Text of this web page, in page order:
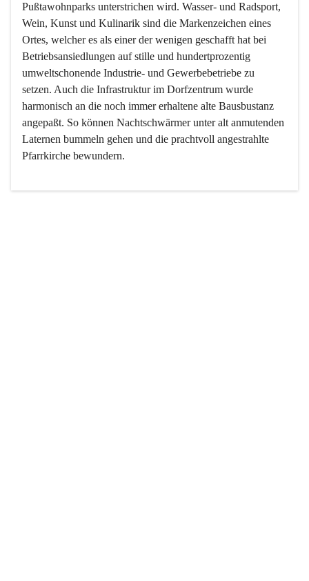
Pußtawohnparks unterstrichen wird. Wasser- und Radsport,
Wein, Kunst und Kulinarik sind die Markenzeichen eines
Ortes, welcher es als einer der wenigen geschafft hat bei
Betriebsansiedlungen auf stille und hundertprozentig
umweltschonende Industrie- und Gewerbebetriebe zu
setzen. Auch die Infrastruktur im Dorfzentrum wurde
harmonisch an die noch immer erhaltene alte Bausbustanz
angepaßt. So können Nachtschwärmer unter alt anmutenden
Laternen bummeln gehen und die prachtvoll angestrahlte
Pfarrkirche bewundern.
Der Weinbau dominert heute nicht mehr, ist aber integrativer